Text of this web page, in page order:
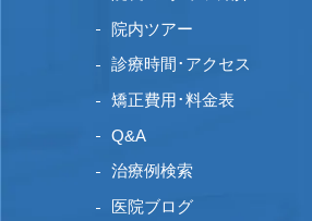
院内ツアー
診療時間･アクセス
矯正費用･料金表
治療例検索
医院ブログ
Q&A